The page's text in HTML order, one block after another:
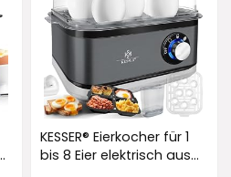
KESSER® Eierkocher für 1
bis 8 Eier elektrisch aus